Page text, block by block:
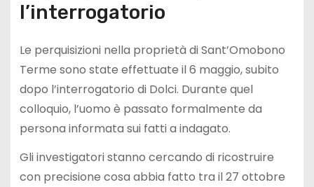
l’interrogatorio
Le perquisizioni nella proprietà di Sant’Omobono
Terme sono state effettuate il 6 maggio, subito
dopo l’interrogatorio di Dolci. Durante quel
colloquio, l’uomo è passato formalmente da
persona informata sui fatti a indagato.
Gli investigatori stanno cercando di ricostruire
con precisione cosa abbia fatto tra il 27 ottobre